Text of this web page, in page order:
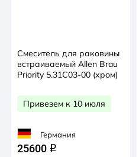
Смеситель для раковины
встраиваемый Allen Brau
Priority 5.31C03-00 (хром)
Привезем к 10 июля
Германия
25600 q